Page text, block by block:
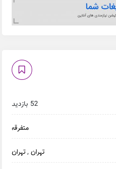
52 بازدید
متفرقه
تهران,تهران